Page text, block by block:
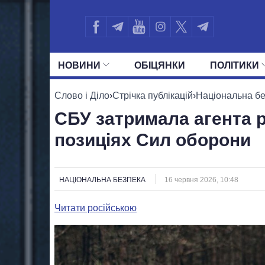
НОВИНИ ОБIЦЯНКИ ПОЛIТИКИ
УСІ ПОЛІТИКИ ПРЕЗИДЕНТ І
Слово і Діло›Стрічка публікацій›Національна
СБУ затримала агента
позиціях Сил оборони
НАЦІОНАЛЬНА БЕЗПЕКА 16 червня 2026, 10:48
Читати російською